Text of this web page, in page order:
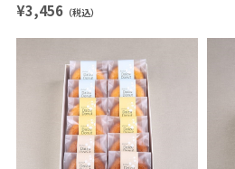
¥3,456（税込）